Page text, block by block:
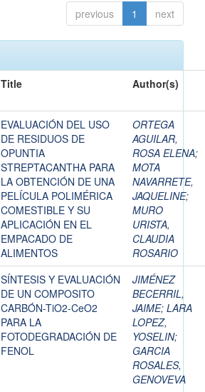
previous 1 next
Title Author(s)
EVALUACIÓN DEL USO
DE RESIDUOS DE
OPUNTIA
STREPTACANTHA PARA
LA OBTENCIÓN DE UNA
PELÍCULA POLIMÉRICA
COMESTIBLE Y SU
APLICACIÓN EN EL
EMPACADO DE
ALIMENTOS
ORTEGA
AGUILAR,
ROSA ELENA;
MOTA
NAVARRETE,
JAQUELINE;
MURO
URISTA,
CLAUDIA
ROSARIO
SÍNTESIS Y EVALUACIÓN
DE UN COMPOSITO
CARBÓN-TiO2-CeO2
PARA LA
FOTODEGRADACIÓN DE
FENOL
JIMÉNEZ
BECERRIL,
JAIME; LARA
LOPEZ,
YOSELIN;
GARCIA
ROSALES,
GENOVEVA